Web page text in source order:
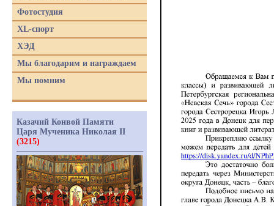
Фотостудия
XL-спорт
ХЭД
Мы благодарим и награждаем
Мы помним
Казачий Конвой Памяти
Царя Мученика Николая II
(3215)